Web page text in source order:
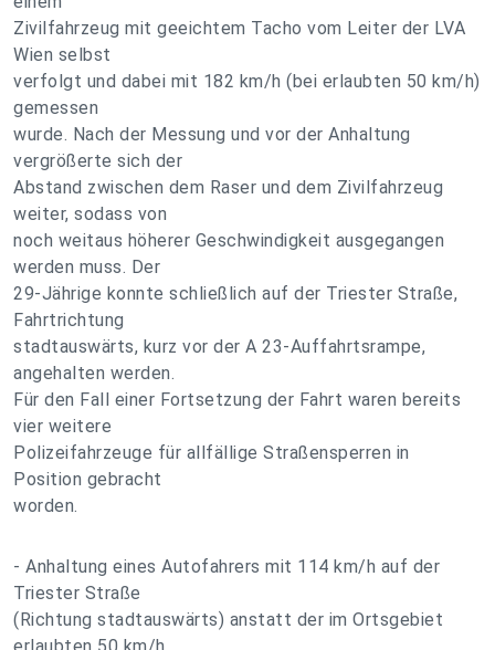
Zivilfahrzeug mit geeichtem Tacho vom Leiter der LVA
Wien selbst
verfolgt und dabei mit 182 km/h (bei erlaubten 50 km/h)
gemessen
wurde. Nach der Messung und vor der Anhaltung
vergrößerte sich der
Abstand zwischen dem Raser und dem Zivilfahrzeug
weiter, sodass von
noch weitaus höherer Geschwindigkeit ausgegangen
werden muss. Der
29-Jährige konnte schließlich auf der Triester Straße,
Fahrtrichtung
stadtauswärts, kurz vor der A 23-Auffahrtsrampe,
angehalten werden.
Für den Fall einer Fortsetzung der Fahrt waren bereits
vier weitere
Polizeifahrzeuge für allfällige Straßensperren in
Position gebracht
worden.
- Anhaltung eines Autofahrers mit 114 km/h auf der
Triester Straße
(Richtung stadtauswärts) anstatt der im Ortsgebiet